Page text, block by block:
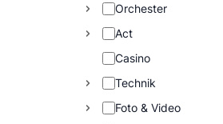
Orchester
Act
Casino
Technik
Foto & Video